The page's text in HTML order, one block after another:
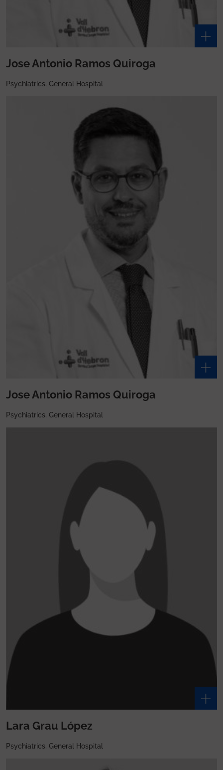
Jose Antonio Ramos Quiroga
Psychiatrics, General Hospital
Jose Antonio Ramos Quiroga
Psychiatrics, General Hospital
Lara Grau López
Psychiatrics, General Hospital